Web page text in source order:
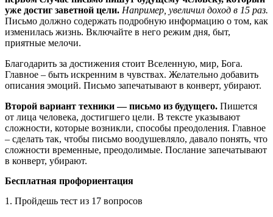
уже достиг заветной цели. Например, увеличил доход в 15 раз.
Письмо должно содержать подробную информацию о том, как
изменилась жизнь. Включайте в него режим дня, быт,
приятные мелочи.
Благодарить за достижения стоит Вселенную, мир, Бога.
Главное ‒ быть искренним в чувствах. Желательно добавить
описания эмоций. Письмо запечатывают в конверт, убирают.
Второй вариант техники — письмо из будущего. Пишется
от лица человека, достигшего цели. В тексте указывают
сложности, которые возникли, способы преодоления. Главное
‒ сделать так, чтобы письмо воодушевляло, давало понять, что
сложности временные, преодолимые. Послание запечатывают
в конверт, убирают.
Бесплатная профориентация
1. Пройдешь тест из 17 вопросов